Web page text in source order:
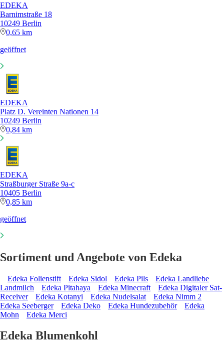
EDEKA
Barnimstraße 18
10249 Berlin
0,65 km
geöffnet
EDEKA
Platz D. Vereinten Nationen 14
10249 Berlin
0,84 km
EDEKA
Straßburger Straße 9a-c
10405 Berlin
0,85 km
geöffnet
Sortiment und Angebote von Edeka
Edeka Folienstift Edeka Sidol Edeka Pils
Edeka Landliebe
Landmilch
Edeka Pitahaya Edeka Minecraft
Edeka Digitaler Sat-
Receiver
Edeka Kotanyi Edeka Nudelsalat
Edeka Nimm 2
Edeka Seeberger
Edeka Deko Edeka Hundezubehör
Edeka
Mohn
Edeka Merci
Edeka Blumenkohl